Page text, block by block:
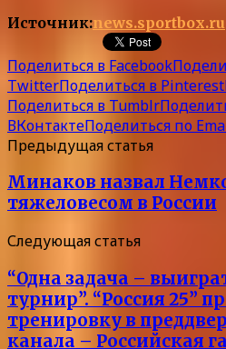
Источник:news.sportbox.ru
Поделиться в Facebook
TwitterПоделиться в Pinterest
Поделиться в Tumblr
ВКонтактеПоделиться по
Предыдущая статья
Минаков назвал
тяжеловесом в России
Следующая статья
“Одна задача –
турнир”. “Россия 25”
тренировку в
канала – Российская